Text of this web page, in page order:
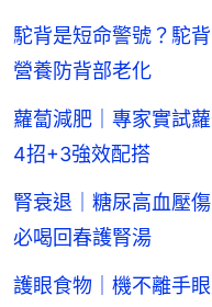
駝背是短命警號？駝
營養防背部老化
蘿蔔減肥｜專家實試
4招+3強效配搭
腎衰退｜糖尿高血壓
必喝回春護腎湯
護眼食物｜機不離手